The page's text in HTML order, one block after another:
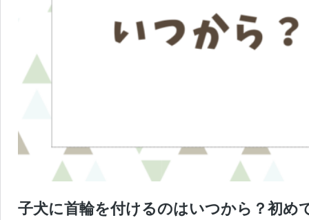
子犬に首輪を付けるのはいつから？初め